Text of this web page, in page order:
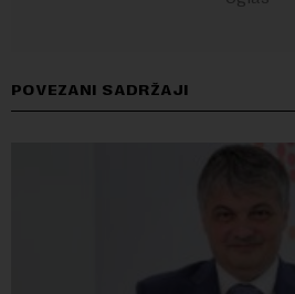
POVEZANI SADRŽAJI